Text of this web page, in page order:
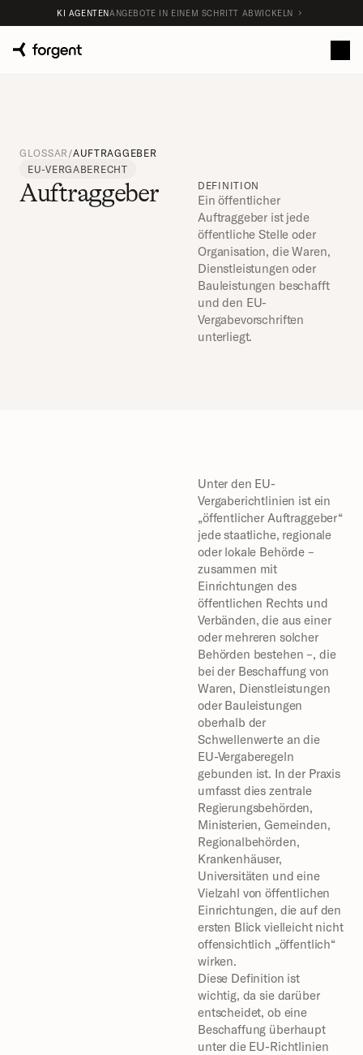
GLOSSAR /AUFTRAGGEBER
EU-VERGABERECHT
Auftraggeber DEFINITION
Ein öffentlicher
Auftraggeber ist jede
öffentliche Stelle oder
Organisation, die Waren,
Dienstleistungen oder
Bauleistungen beschafft
und den EU-
Vergabevorschriften
unterliegt.
Unter den EU-
Vergaberichtlinien ist ein
„öffentlicher Auftraggeber“
jede staatliche, regionale
oder lokale Behörde –
zusammen mit
Einrichtungen des
öffentlichen Rechts und
Verbänden, die aus einer
oder mehreren solcher
Behörden bestehen –, die
bei der Beschaffung von
Waren, Dienstleistungen
oder Bauleistungen
oberhalb der
Schwellenwerte an die
EU-Vergaberegeln
gebunden ist. In der Praxis
umfasst dies zentrale
Regierungsbehörden,
Ministerien, Gemeinden,
Regionalbehörden,
Krankenhäuser,
Universitäten und eine
Vielzahl von öffentlichen
Einrichtungen, die auf den
ersten Blick vielleicht nicht
offensichtlich „öffentlich“
wirken.
Diese Definition ist
wichtig, da sie darüber
entscheidet, ob eine
Beschaffung überhaupt
unter die EU-Richtlinien
KI AGENTENANGEBOTE IN EINEM SCHRITT ABWICKELN